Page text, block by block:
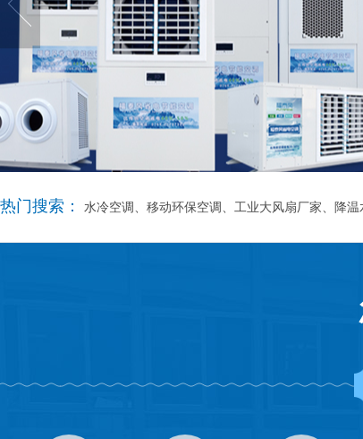
热门搜索： 水冷空调、移动环保空调、工业大风扇厂家、降